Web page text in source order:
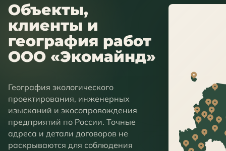
Объекты,
клиенты и
география работ
ООО «Экомайнд»
География экологического
проектирования, инженерных
изысканий и экосопровождения
предприятий по России. Точные
адреса и детали договоров не
раскрываются для соблюдения